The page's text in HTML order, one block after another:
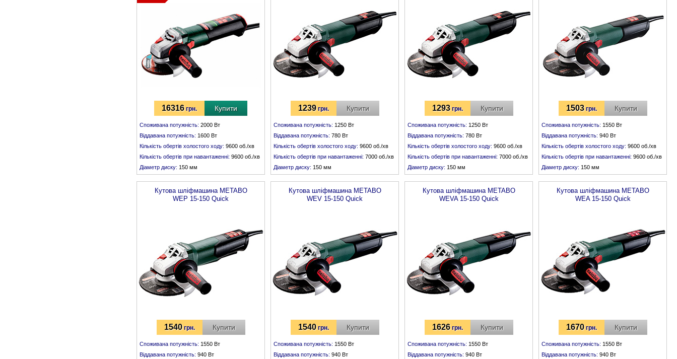
16316грн. Купити
Споживана потужність: 2000 Вт
Віддавана потужність: 1600 Вт
Кількість обертів холостого ходу: 9600 об./хв
Кількість обертів при навантаженні: 9600 об./хв
Діаметр диску: 150 мм
1239грн. Купити
Споживана потужність: 1250 Вт
Віддавана потужність: 780 Вт
Кількість обертів холостого ходу: 9600 об./хв
Кількість обертів при навантаженні: 7000 об./хв
Діаметр диску: 150 мм
1293грн. Купити
Споживана потужність: 1250 Вт
Віддавана потужність: 780 Вт
Кількість обертів холостого ходу: 9600 об./хв
Кількість обертів при навантаженні: 7000 об./хв
Діаметр диску: 150 мм
1503грн. Купити
Споживана потужність: 1550 Вт
Віддавана потужність: 940 Вт
Кількість обертів холостого ходу: 9600 об./хв
Кількість обертів при навантаженні: 9600 об./хв
Діаметр диску: 150 мм
Кутова шліфмашина METABO
WEP 15-150 Quick
1540грн. Купити
Споживана потужність: 1550 Вт
Віддавана потужність: 940 Вт
Кутова шліфмашина METABO
WEV 15-150 Quick
1540грн. Купити
Споживана потужність: 1550 Вт
Віддавана потужність: 940 Вт
Кутова шліфмашина METABO
WEVA 15-150 Quick
1626грн. Купити
Споживана потужність: 1550 Вт
Віддавана потужність: 940 Вт
Кутова шліфмашина METABO
WEA 15-150 Quick
1670грн. Купити
Споживана потужність: 1550 Вт
Віддавана потужність: 940 Вт